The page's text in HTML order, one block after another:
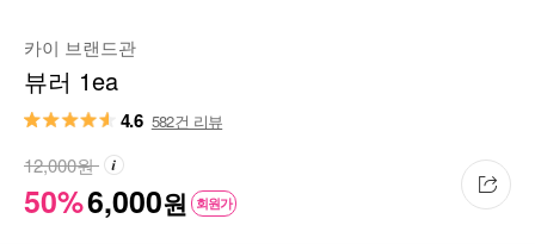
카이 브랜드관
뷰러 1ea
4.6 582건 리뷰
50%6,000원 회원가
12,000원